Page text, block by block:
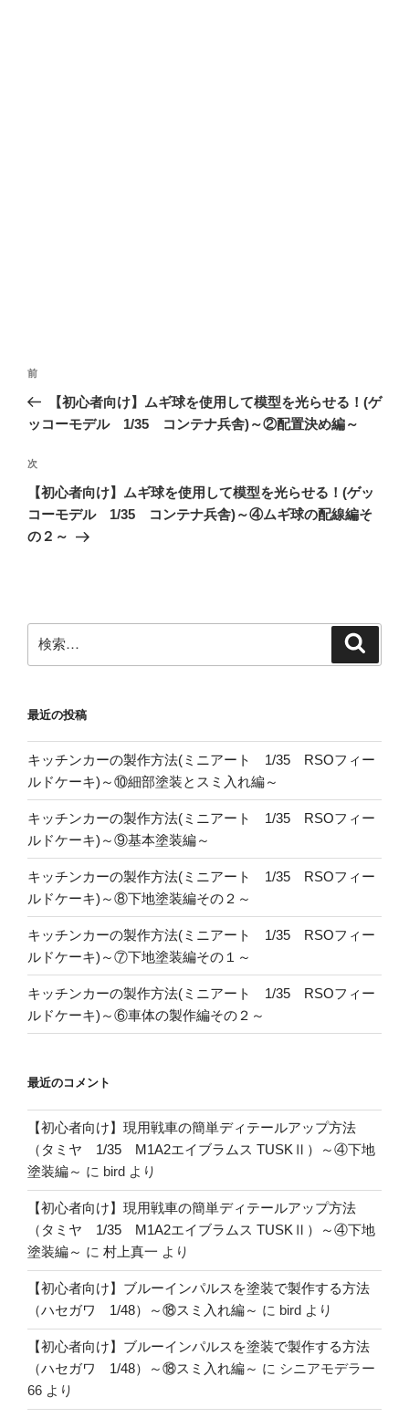
投
ゲ
ー
シ
ョ
前
の
投
前
【初心者向け】ムギ球を使用して模型を光らせる！(ゲ
ッコーモデル 1/35 コンテナ兵舎)～②配置決め編～
次
の
投
稿
次
【初心者向け】ムギ球を使用して模型を光らせる！(ゲッ
コーモデル 1/35 コンテナ兵舎)～④ムギ球の配線編そ
の２～
索:
最近の投稿
キッチンカーの製作方法(ミニアート 1/35 RSOフィー
ルドケーキ)～⑩細部塗装とスミ入れ編～
キッチンカーの製作方法(ミニアート 1/35 RSOフィー
ルドケーキ)～⑨基本塗装編～
キッチンカーの製作方法(ミニアート 1/35 RSOフィー
ルドケーキ)～⑧下地塗装編その２～
キッチンカーの製作方法(ミニアート 1/35 RSOフィー
ルドケーキ)～⑦下地塗装編その１～
キッチンカーの製作方法(ミニアート 1/35 RSOフィー
ルドケーキ)～⑥車体の製作編その２～
最近のコメント
【初心者向け】現用戦車の簡単ディテールアップ方法
（タミヤ 1/35 M1A2エイブラムス TUSKⅡ）～④下地
塗装編～ に bird より
【初心者向け】現用戦車の簡単ディテールアップ方法
（タミヤ 1/35 M1A2エイブラムス TUSKⅡ）～④下地
塗装編～ に 村上真一 より
【初心者向け】ブルーインパルスを塗装で製作する方法
（ハセガワ 1/48）～⑱スミ入れ編～ に bird より
【初心者向け】ブルーインパルスを塗装で製作する方法
（ハセガワ 1/48）～⑱スミ入れ編～ に シニアモデラー
66 より